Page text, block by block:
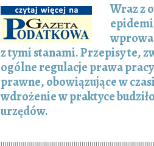
Wraz z
z tymi stanami. Przepisy te,
ogólne regulacje prawa
prawne, obowiązujące w
wdrożenie w praktyce
urzędów.